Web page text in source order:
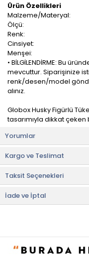
Ürün Özellikleri
Malzeme/Materyal:
Ölçü:
Renk:
Cinsiyet:
Menşei:
• BİLGİLENDİRME: Bu
mevcuttur. Siparişinize
renk/desen/model
alınız.
Globox Husky Figürlü
tasarımıyla dikkat
yazma deneyimini daha
Ergonomik tasarımıyla
kullanımda bile
sunar ve mürekkep
• Not:Bu fiyat perakende
Evidea tarafından
Yorumlar
Kargo ve Teslimat
Taksit Seçenekleri
İade ve İptal